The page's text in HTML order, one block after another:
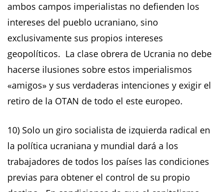
ambos campos imperialistas no defienden los
intereses del pueblo ucraniano, sino
exclusivamente sus propios intereses
geopolíticos. La clase obrera de Ucrania no debe
hacerse ilusiones sobre estos imperialismos
«amigos» y sus verdaderas intenciones y exigir el
retiro de la OTAN de todo el este europeo.
10) Solo un giro socialista de izquierda radical en
la política ucraniana y mundial dará a los
trabajadores de todos los países las condiciones
previas para obtener el control de su propio